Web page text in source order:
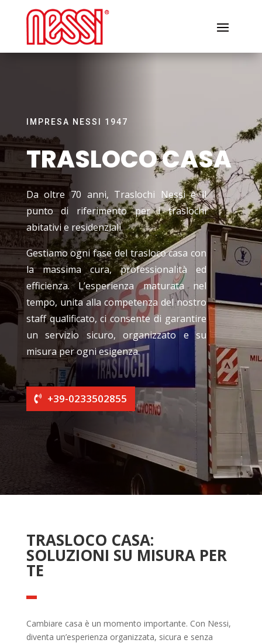
IMPRESA NESSI 1947
TRASLOCO CASA
Da oltre 70 anni, Traslochi Nessi è il
punto di riferimento per i traslochi
abitativi e residenziali.
Gestiamo ogni fase del trasloco casa con
la massima cura, professionalità ed
efficienza. L’esperienza maturata nel
tempo, unita alla competenza del nostro
staff qualificato, ci consente di garantire
un servizio sicuro, organizzato e su
misura per ogni esigenza.
+39-0233502855
TRASLOCO CASA:
SOLUZIONI SU MISURA PER
TE
Cambiare casa è un momento importante. Con Nessi,
diventa un’esperienza organizzata, sicura e senza